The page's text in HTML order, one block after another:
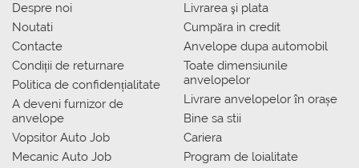
Despre noi
Noutati
Contacte
Condiții de returnare
Politica de confidențialitate
A deveni furnizor de
anvelope
Vopsitor Auto Job
Mecanic Auto Job
Livrarea şi plata
Сumpăra in credit
Anvelope dupa automobil
Toate dimensiunile
anvelopelor
Livrare anvelopelor în orașe
Bine sa stii
Cariera
Program de loialitate